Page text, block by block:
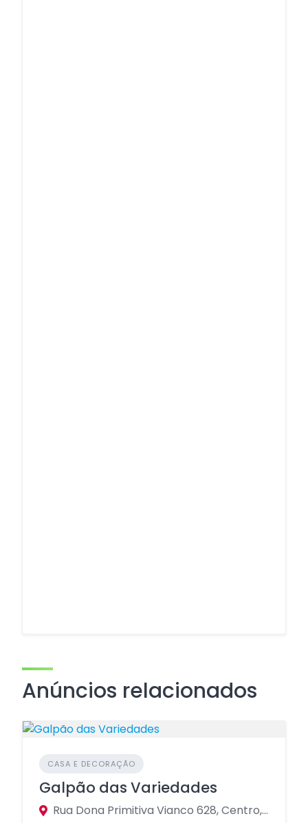
Anúncios relacionados
CASA E DECORAÇÃO
Galpão das Variedades
Rua Dona Primitiva Vianco 628, Centro, Osasco - São Paulo, 06010, Brasil